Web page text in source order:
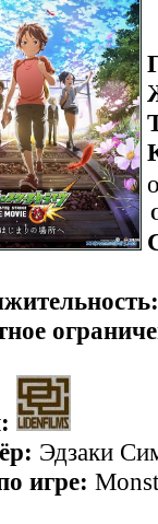
Эдзаки
игре: